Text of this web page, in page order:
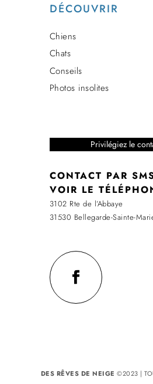
DÉCOUVRIR
Chiens
Chats
Conseils
Photos insolites
Privilégiez le
CONTACT PAR
VOIR LE
3102 Rte de l’Abbaye
31530 Bellegarde-Sainte-
DES RÊVES DE NEIGE ©2023 |